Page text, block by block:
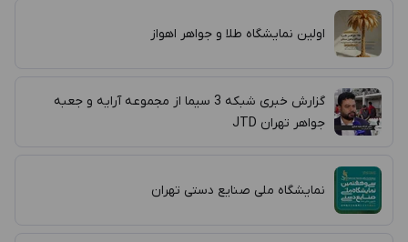
اولین نمایشگاه طلا و جواهر اهواز
گزارش خبری شبکه 3 سیما از مجموعه آرایه و جعبه
جواهر تهران JTD
نمایشگاه ملی صنایع دستی تهران